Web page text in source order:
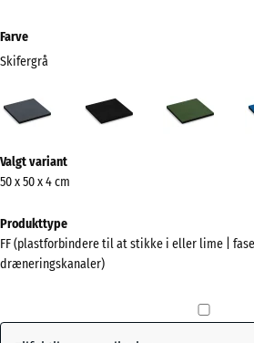
Farve
Skifergrå
(active)
information
om
farverne?
Vis
farvepalette
Valgt variant
50 x 50 x 4 cm
Produkttype
FF (plastforbindere til at stikke i eller lime |
dræneringskanaler)